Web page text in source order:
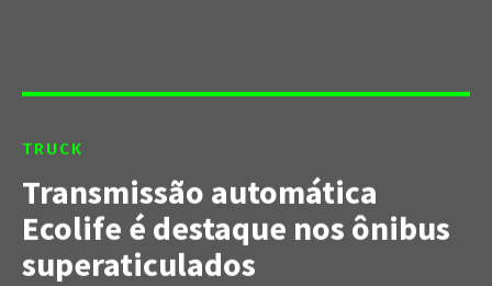
TRUCK
Transmissão automática
Ecolife é destaque nos ônibus
superaticulados